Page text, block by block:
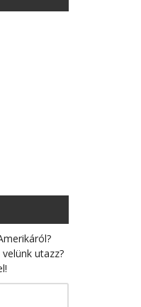
utazz?